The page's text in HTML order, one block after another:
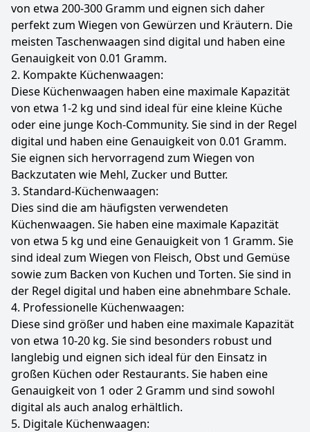
von etwa 200-300 Gramm und eignen sich daher
perfekt zum Wiegen von Gewürzen und Kräutern. Die
meisten Taschenwaagen sind digital und haben eine
Genauigkeit von 0.01 Gramm.
2. Kompakte Küchenwaagen:
Diese Küchenwaagen haben eine maximale Kapazität
von etwa 1-2 kg und sind ideal für eine kleine Küche
oder eine junge Koch-Community. Sie sind in der Regel
digital und haben eine Genauigkeit von 0.01 Gramm.
Sie eignen sich hervorragend zum Wiegen von
Backzutaten wie Mehl, Zucker und Butter.
3. Standard-Küchenwaagen:
Dies sind die am häufigsten verwendeten
Küchenwaagen. Sie haben eine maximale Kapazität
von etwa 5 kg und eine Genauigkeit von 1 Gramm. Sie
sind ideal zum Wiegen von Fleisch, Obst und Gemüse
sowie zum Backen von Kuchen und Torten. Sie sind in
der Regel digital und haben eine abnehmbare Schale.
4. Professionelle Küchenwaagen:
Diese sind größer und haben eine maximale Kapazität
von etwa 10-20 kg. Sie sind besonders robust und
langlebig und eignen sich ideal für den Einsatz in
großen Küchen oder Restaurants. Sie haben eine
Genauigkeit von 1 oder 2 Gramm und sind sowohl
digital als auch analog erhältlich.
5. Digitale Küchenwaagen: